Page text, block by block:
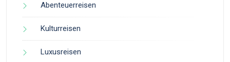
Abenteuerreisen
Kulturreisen
Luxusreisen